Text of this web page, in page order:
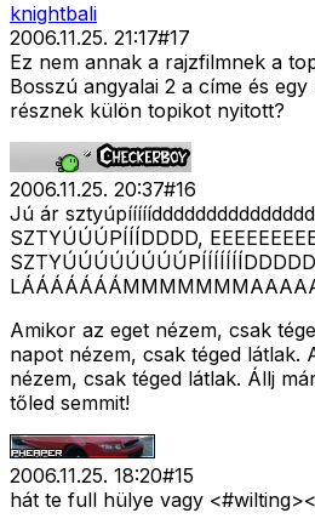
knightbali
2006.11.25. 21:17#17
Ez nem annak a rajzfilmnek a
Bosszú angyalai 2 a címe és
résznek külön topikot nyitott?
2006.11.25. 20:37#16
Jú ár
SZTYÚÚÚPÍÍÍDDDD,
Amikor az eget nézem, csak
napot nézem, csak téged látlak.
nézem, csak téged látlak. Állj
tőled semmit!
2006.11.25. 18:20#15
hát te full hülye vagy <#wilting>